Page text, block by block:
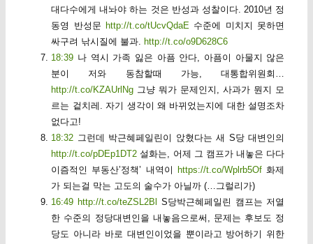
대다수에게 내놔야 하는 것은 반성과 성찰이다. 2010년 정
동영 반성문 http://t.co/tUcvQdaE 수준에 미치지 못하면
싸구려 낚시질에 불과. http://t.co/o9D628C6
18:39 나 역시 가족 잃은 아픔 안다, 아픔이 아물지 않은
분이 저와 동참할때 가능, 대통합위원회…
http://t.co/KZAUrlNg 그냥 뭐가 문제인지, 사과가 뭔지 모
르는 겉치레. 자기 생각이 왜 바뀌었는지에 대한 설명조차
없다고!
18:32 그런데 박근혜페일린이 앉혔다는 새 S당 대변인의
http://t.co/pDEp1DT2 설화는, 어제 그 캠프가 내놓은 다다
이즘적인 부동산’정책’ 내역이
https://t.co/Wplrb5Of 화제
가 되는걸 막는 고도의 술수가 아닐까 (…그럴리가)
16:49 http://t.co/teZSL2Bl
S당박근혜페일린 캠프는 저열
한 수준의 정당대변인을 내놓음으로써, 문제는 후보도 정
당도 아니라 바로 대변인이었을 뿐이라고 방어하기 위한